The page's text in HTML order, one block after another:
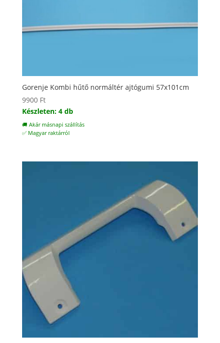
Gorenje Kombi hűtő normáltér ajtógumi 57x101cm
9900 Ft
Készleten: 4 db
🚚 Akár másnapi szállítás
✅ Magyar raktárról